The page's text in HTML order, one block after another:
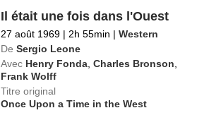
Il était une fois dans l'Ouest
27 août 1969 | 2h 55min | Western
De Sergio Leone
Avec Henry Fonda ,Charles Bronson
Frank Wolff
Titre original
Once Upon a Time in the West